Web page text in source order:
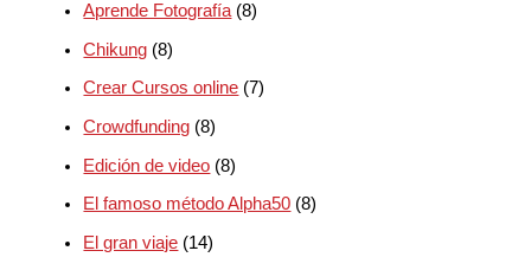
Aprende Fotografía(8)
Chikung (8)
Crear Cursos online (7)
Crowdfunding (8)
Edición de video (8)
El famoso método Alpha50 (8)
El gran viaje (14)